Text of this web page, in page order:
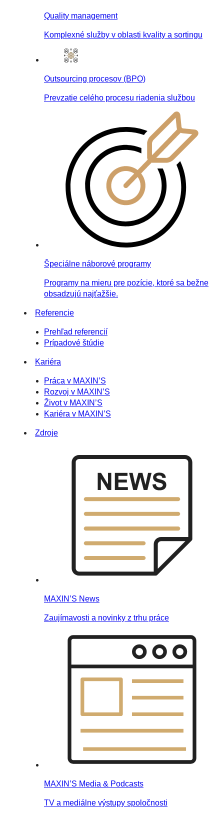
Quality management
Komplexné služby v oblasti kvality a sortingu
Outsourcing procesov (BPO)
Prevzatie celého procesu riadenia službou
Špeciálne náborové programy
Programy na mieru pre pozície, ktoré sa bežne
obsadzujú najťažšie.
Referencie
Prehľad referencií
Prípadové štúdie
Kariéra
Práca v MAXIN’S
Rozvoj v MAXIN’S
Život v MAXIN’S
Kariéra v MAXIN’S
Zdroje
MAXIN’S News
Zaujímavosti a novinky z trhu práce
MAXIN’S Media & Podcasts
TV a mediálne výstupy spoločnosti